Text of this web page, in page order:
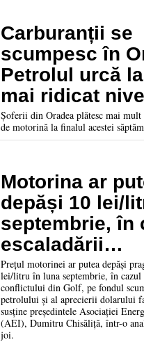
Carburanții se
scumpesc în
Petrolul urcă
mai ridicat
ultimele
Șoferii din Oradea plătesc mai
de motorină la finalul acestei
Motorina ar
depăși 10 lei/
septembrie, în
escaladării
conflictului din
Prețul motorinei ar putea depăși
lei/litru în luna septembrie, în cazul
conflictului din Golf, pe fondul
petrolului și al aprecierii dolarului
susține președintele Asociației
(AEI), Dumitru Chisăliță, într-o
joi.